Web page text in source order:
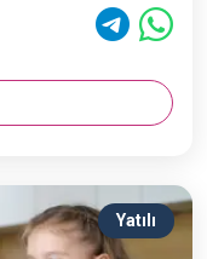
Yatılı